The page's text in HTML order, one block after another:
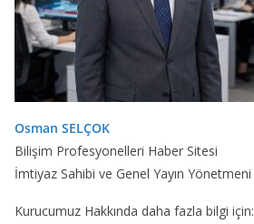
Osman SELÇOK
Bilişim Profesyonelleri Haber Sitesi
İmtiyaz Sahibi ve Genel Yayın Yönetmeni
Kurucumuz Hakkında daha fazla bilgi için: